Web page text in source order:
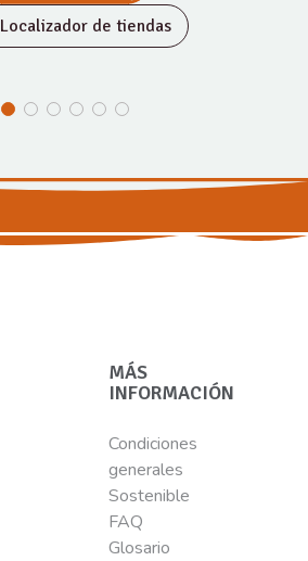
Localizador de tiendas
MÁS
INFORMACIÓN
Condiciones
generales
Sostenible
FAQ
Glosario